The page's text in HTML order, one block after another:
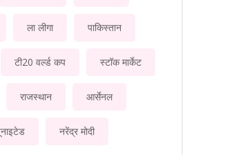
ला लीगा पाकिस्तान
टी20 वर्ल्ड कप स्टॉक मार्केट
राजस्थान आर्सेनल
नरेंद्र मोदी